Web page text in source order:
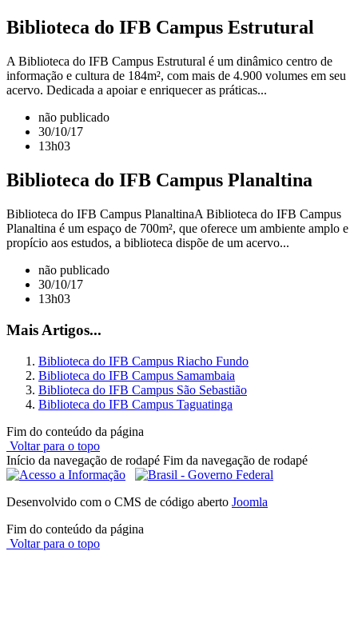
Biblioteca do IFB Campus Estrutural
A Biblioteca do IFB Campus Estrutural é um dinâmico centro de
informação e cultura de 184m², com mais de 4.900 volumes em seu
acervo. Dedicada a apoiar e enriquecer as práticas...
não publicado
30/10/17
13h03
Biblioteca do IFB Campus Planaltina
Biblioteca do IFB Campus PlanaltinaA Biblioteca do IFB Campus
Planaltina é um espaço de 700m², que oferece um ambiente amplo e
propício aos estudos, a biblioteca dispõe de um acervo...
não publicado
30/10/17
13h03
Mais Artigos...
Biblioteca do IFB Campus Riacho Fundo
Biblioteca do IFB Campus Samambaia
Biblioteca do IFB Campus São Sebastião
Biblioteca do IFB Campus Taguatinga
Fim do conteúdo da página
Voltar para o topo
Início da navegação de rodapé Fim da navegação de rodapé
Desenvolvido com o CMS de código aberto Joomla
Fim do conteúdo da página
Voltar para o topo